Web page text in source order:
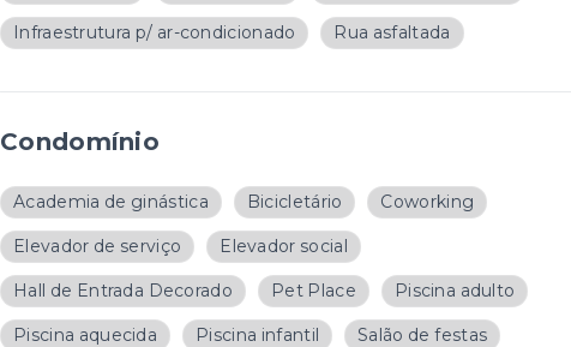
Infraestrutura p/ ar-condicionado Rua asfaltada
Condomínio
Academia de ginástica Bicicletário Coworking
Elevador de serviço Elevador social
Hall de Entrada Decorado Pet Place Piscina adulto
Piscina aquecida Piscina infantil Salão de festas